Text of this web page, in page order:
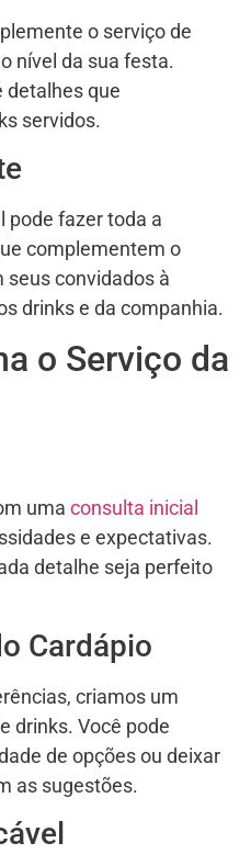
o serviço de
nível da sua festa.
detalhes que
servidos.
pode fazer toda a
complementem o
seus convidados à
drinks e da companhia.
o Serviço da
uma consulta inicial
e expectativas.
detalhe seja perfeito
Cardápio
criamos um
drinks. Você pode
de opções ou deixar
as sugestões.